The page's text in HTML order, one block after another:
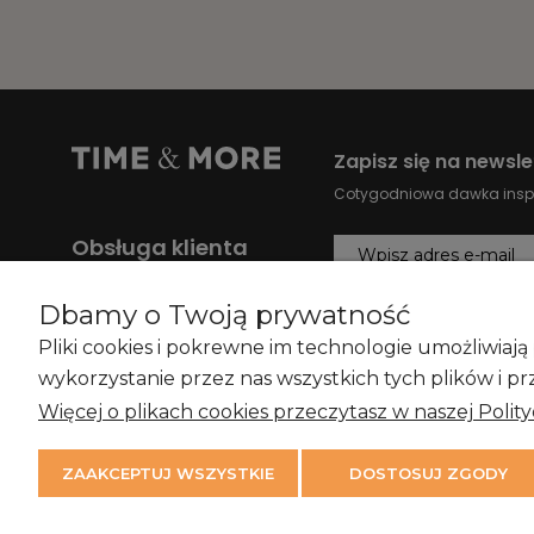
Obsługa klienta
bok@timeandmore.pl
Wszystkie dane kontaktowe
Zapisz się na
Cotygodniowa dawka
Wyrażam zgodę na
nowościami i promocjami.
Czytaj więcej
Dbamy o Twoją prywatność
Pliki cookies i pokrewne im technologie
wykorzystanie przez nas wszystkich tych plików i
Więcej o plikach cookies przeczytasz w naszej
ZAAKCEPTUJ WSZYSTKIE DOSTOSUJ ZGODY